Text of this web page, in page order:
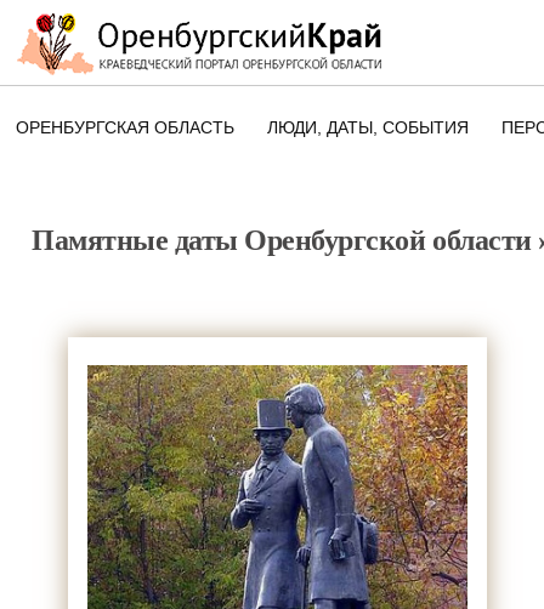
ОРЕНБУРГСКАЯ ОБЛАСТЬ ЛЮДИ, ДАТЫ, CОБЫТИЯ
ПАМЯТНЫЕ ДАТЫ
Памятные даты Оренбургской области